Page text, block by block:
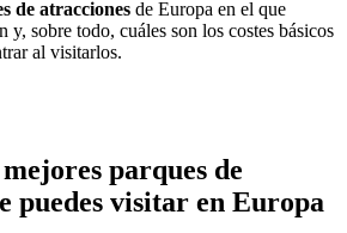
de atracciones de Europa en el que
y, sobre todo, cuáles son los costes básicos
al visitarlos.
parques de
puedes visitar en Europa